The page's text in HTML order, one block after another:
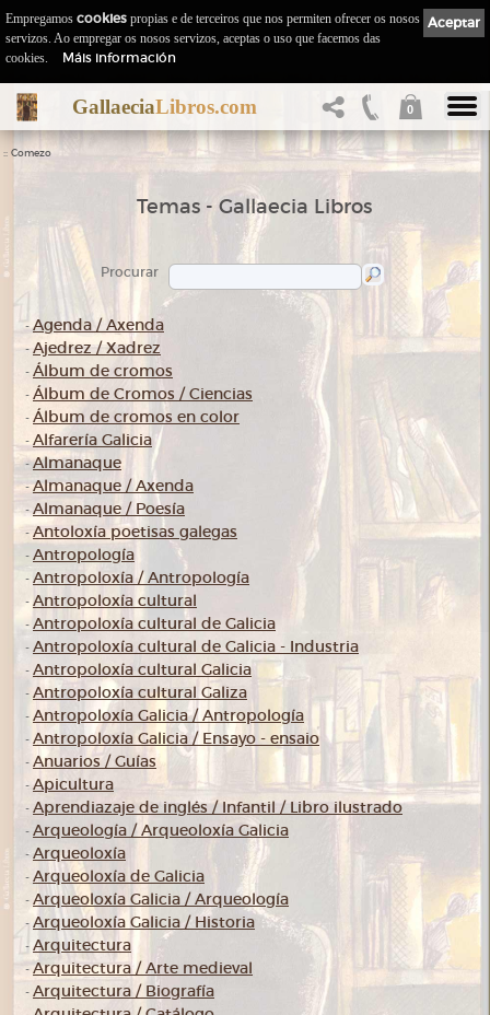
GallaeciaLibros.com 0
:: Comezo
Temas - Gallaecia Libros
Procurar
-Agenda / Axenda
- Ajedrez / Xadrez
- Álbum de cromos
- Álbum de Cromos / Ciencias
- Álbum de cromos en color
- Alfarería Galicia
-Almanaque
-Almanaque / Axenda
- Almanaque / Poesía
- Antoloxía poetisas galegas
- Antropología
- Antropoloxía / Antropología
- Antropoloxía cultural
- Antropoloxía cultural de Galicia
- Antropoloxía cultural de Galicia - Industria
- Antropoloxía cultural Galicia
- Antropoloxía cultural Galiza
- Antropoloxía Galicia / Antropología
- Antropoloxía Galicia / Ensayo - ensaio
- Anuarios / Guías
- Apicultura
- Aprendiazaje de inglés / Infantil / Libro ilustrado
- Arqueología / Arqueoloxía Galicia
- Arqueoloxía
- Arqueoloxía de Galicia
- Arqueoloxía Galicia / Arqueología
- Arqueoloxía Galicia / Historia
- Arquitectura
-Arquitectura / Arte medieval
- Arquitectura / Biografía
Aceptar
Empregamos cookies propias e de terceiros que nos permiten ofrecer os nosos
servizos. Ao empregar os nosos servizos, aceptas o uso que facemos das
cookies.
Máis información